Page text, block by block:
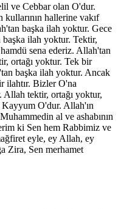
ve Cebbar olan O'dur.
hallerine vakıf
başka ilah yoktur. Gece
ilah yoktur. Tektir,
sena ederiz. Allah'tan
ortağı yoktur. Tek bir
başka ilah yoktur. Ancak
ilahtır. Bizler O'na
tektir, ortağı yoktur,
O'dur. Allah'ın
al ve ashabının
ki Sen hem Rabbimiz ve
eyle, ey Allah, ey
Zira, Sen merhamet